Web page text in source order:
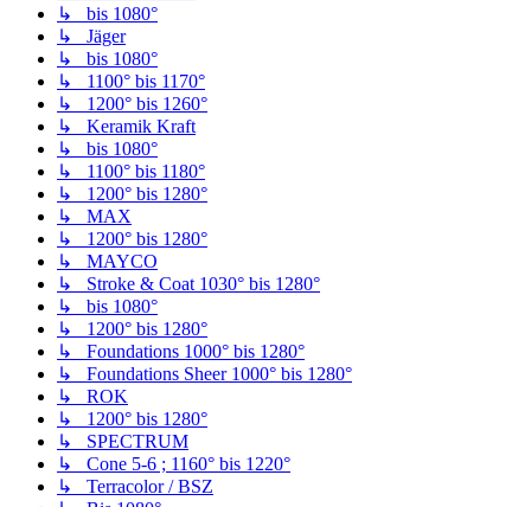
↳ bis 1080°
↳ Jäger
↳ bis 1080°
↳ 1100° bis 1170°
↳ 1200° bis 1260°
↳ Keramik Kraft
↳ bis 1080°
↳ 1100° bis 1180°
↳ 1200° bis 1280°
↳ MAX
↳ 1200° bis 1280°
↳ MAYCO
↳ Stroke & Coat 1030° bis 1280°
↳ bis 1080°
↳ 1200° bis 1280°
↳ Foundations 1000° bis 1280°
↳ Foundations Sheer 1000° bis 1280°
↳ ROK
↳ 1200° bis 1280°
↳ SPECTRUM
↳ Cone 5-6 ; 1160° bis 1220°
↳ Terracolor / BSZ